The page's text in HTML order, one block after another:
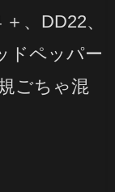
、DD22、
ドペッパー
ごちゃ混